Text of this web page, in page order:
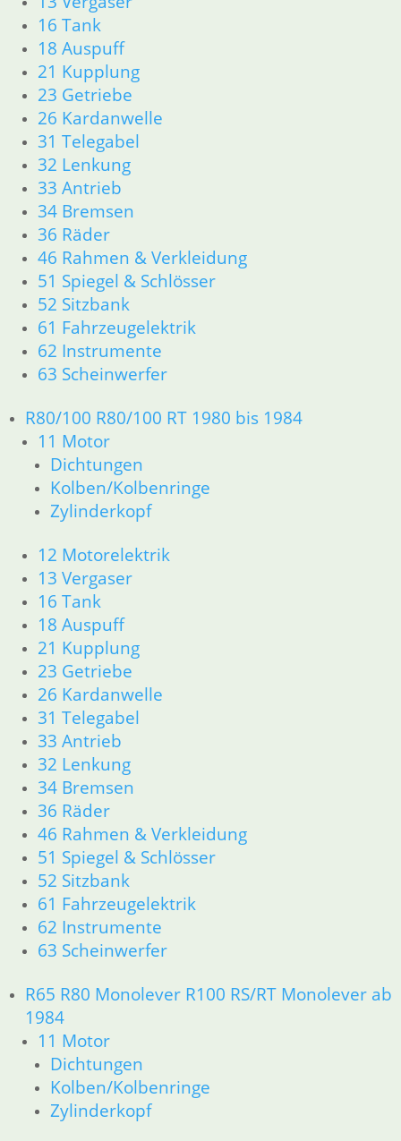
16 Tank
18 Auspuff
21 Kupplung
23 Getriebe
26 Kardanwelle
31 Telegabel
32 Lenkung
33 Antrieb
34 Bremsen
36 Räder
46 Rahmen & Verkleidung
51 Spiegel & Schlösser
52 Sitzbank
61 Fahrzeugelektrik
62 Instrumente
63 Scheinwerfer
R80/100 R80/100 RT 1980 bis 1984
11 Motor
Dichtungen
Kolben/Kolbenringe
Zylinderkopf
12 Motorelektrik
13 Vergaser
16 Tank
18 Auspuff
21 Kupplung
23 Getriebe
26 Kardanwelle
31 Telegabel
33 Antrieb
32 Lenkung
34 Bremsen
36 Räder
46 Rahmen & Verkleidung
51 Spiegel & Schlösser
52 Sitzbank
61 Fahrzeugelektrik
62 Instrumente
63 Scheinwerfer
R65 R80 Monolever R100 RS/RT Monolever ab
1984
11 Motor
Dichtungen
Kolben/Kolbenringe
Zylinderkopf